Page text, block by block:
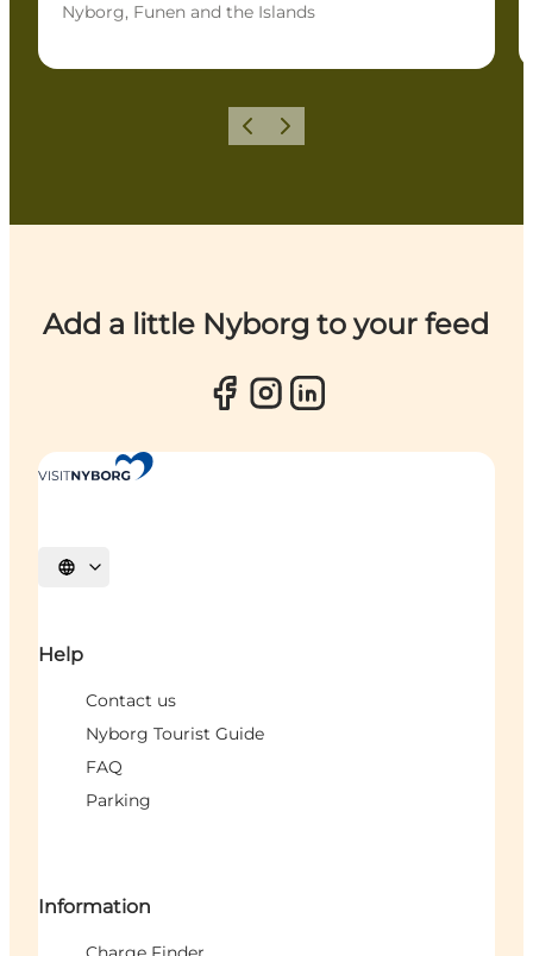
Nyborg, Funen and the Islands
Previous
Next
Add a little Nyborg to your feed
Select language
Help
Contact us
Nyborg Tourist Guide
FAQ
Parking
Information